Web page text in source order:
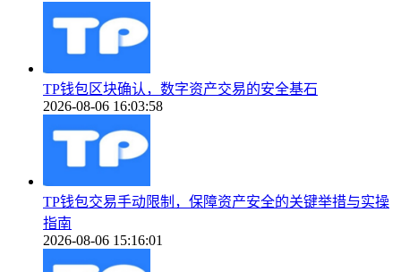
TP钱包区块确认，数字资产交易的安全基石
2026-08-06 16:03:58
TP钱包交易手动限制，保障资产安全的关键举措与实操
指南
2026-08-06 15:16:01